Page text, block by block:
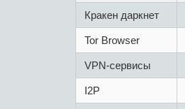
Кракен даркнет
Tor Browser
VPN-сервисы
I2P